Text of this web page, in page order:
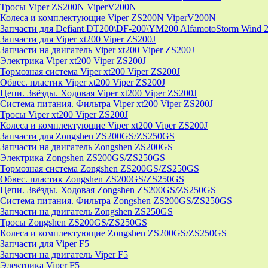
Тросы Viper ZS200N ViperV200N
Колеса и комплектующие Viper ZS200N ViperV200N
Запчасти для Defiant DT200\DF-200\YM200 AlfamotoStorm Wind
Запчасти для Viper xt200 Viper ZS200J
Запчасти на двигатель Viper xt200 Viper ZS200J
Электрика Viper xt200 Viper ZS200J
Тормозная система Viper xt200 Viper ZS200J
Обвес. пластик Viper xt200 Viper ZS200J
Цепи. Звёзды. Ходовая Viper xt200 Viper ZS200J
Система питания. Фильтра Viper xt200 Viper ZS200J
Тросы Viper xt200 Viper ZS200J
Колеса и комплектующие Viper xt200 Viper ZS200J
Запчасти для Zongshen ZS200GS/ZS250GS
Запчасти на двигатель Zongshen ZS200GS
Электрика Zongshen ZS200GS/ZS250GS
Тормозная система Zongshen ZS200GS/ZS250GS
Обвес. пластик Zongshen ZS200GS/ZS250GS
Цепи. Звёзды. Ходовая Zongshen ZS200GS/ZS250GS
Система питания. Фильтра Zongshen ZS200GS/ZS250GS
Запчасти на двигатель Zongshen ZS250GS
Тросы Zongshen ZS200GS/ZS250GS
Колеса и комплектующие Zongshen ZS200GS/ZS250GS
Запчасти для Viper F5
Запчасти на двигатель Viper F5
Электрика Viper F5